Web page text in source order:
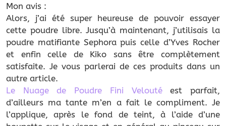
Mon avis :
Alors, j’ai été super heureuse de pouvoir essayer
cette poudre libre. Jusqu’à maintenant, j’utilisais la
poudre matifiante Sephora puis celle d’Yves Rocher
et enfin celle de Kiko sans être complètement
satisfaite. Je vous parlerai de ces produits dans un
autre article.
Le Nuage de Poudre Fini Veloutéest parfait,
d’ailleurs ma tante m’en a fait le compliment. Je
l’applique, après le fond de teint, à l’aide d’une